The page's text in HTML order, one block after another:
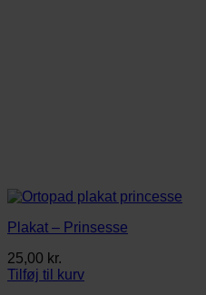
Plakat – Prinsesse
25,00 kr.
Tilføj til kurv